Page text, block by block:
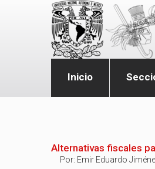
Inicio
Alternativas fiscales
Por: Emir Eduardo